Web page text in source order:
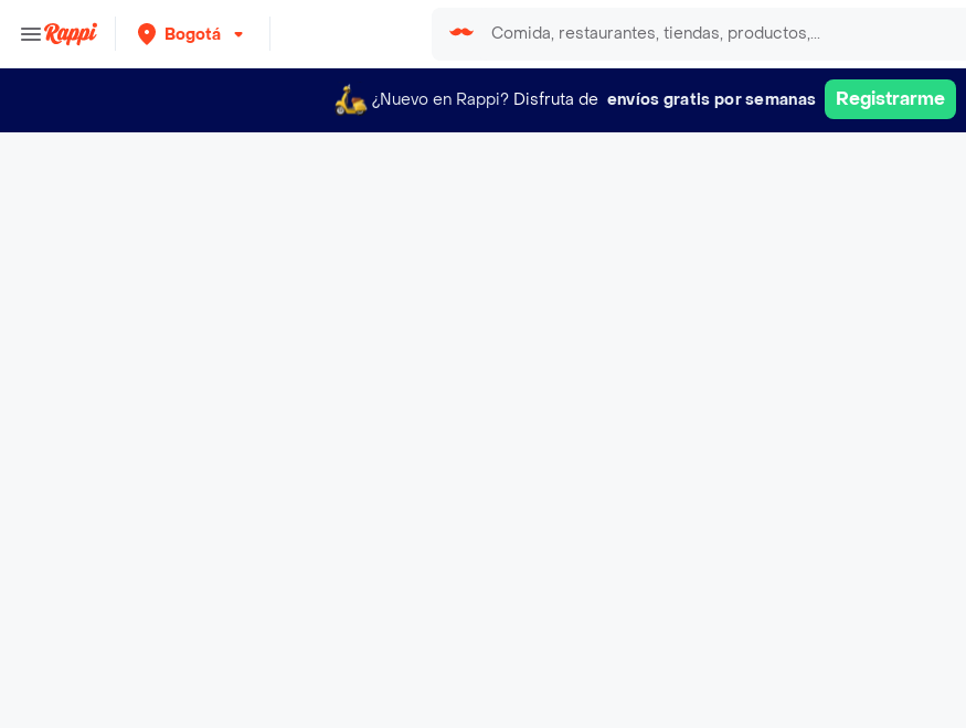
Bogotá
¿Nuevo en Rappi? Disfruta de envíos gratis por semanas Registrarme